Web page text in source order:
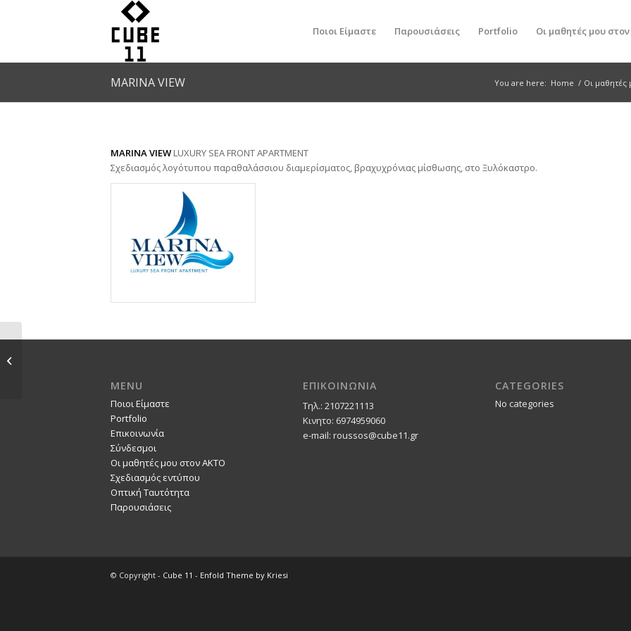
Ποιοι Είμαστε Παρουσιάσεις Portfolio Οι μαθητές μου
MARINA VIEW You are here: Home / Οι
MARINA VIEW LUXURY SEA FRONT APARTMENT
Σχεδιασμός λογότυπου παραθαλάσσιου διαμερίσματος, βραχυχρόνιας μίσθωσης, στο Ξυλόκαστρο.
MENU
Ποιοι Είμαστε
Portfolio
Επικοινωνία
Σύνδεσμοι
Οι μαθητές μου στον ΑΚΤΟ
Σχεδιασμός εντύπου
Οπτική Ταυτότητα
Παρουσιάσεις
ΕΠΙΚΟΙΝΩΝΙΑ
Τηλ.: 2107221113
Κινητο: 6974959060
e-mail: roussos@cube11.gr
CATEGORIES
No categories
© Copyright - Cube 11 - Enfold Theme by Kriesi